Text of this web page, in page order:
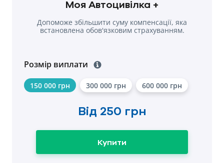
Моя Автоцивілка +
Допоможе збільшити суму компенсації, яка
встановлена обов'язковим страхуванням.
Розмір виплати
150 000 грн 300 000 грн 600 000 грн
Від 250 грн
Купити